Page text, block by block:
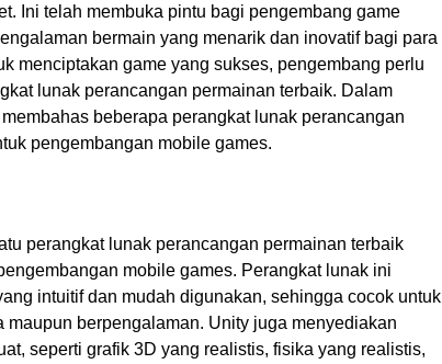
Ini telah membuka pintu bagi pengembang game
bermain yang menarik dan inovatif bagi para
menciptakan game yang sukses, pengembang perlu
lunak perancangan permainan terbaik. Dalam
beberapa perangkat lunak perancangan
pengembangan mobile games.
perangkat lunak perancangan permainan terbaik
mobile games. Perangkat lunak ini
intuitif dan mudah digunakan, sehingga cocok untuk
maupun berpengalaman. Unity juga menyediakan
seperti grafik 3D yang realistis, fisika yang realistis,